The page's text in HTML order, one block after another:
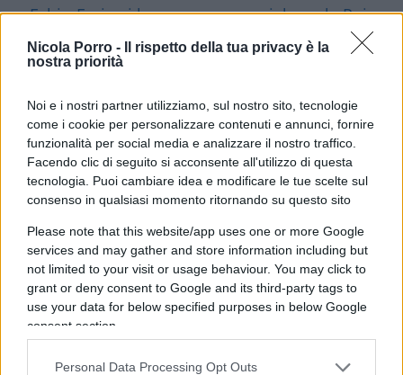
Nicola Porro -
Il rispetto della tua privacy è la
nostra priorità
Noi e i nostri partner utilizziamo, sul nostro sito, tecnologie
come i cookie per personalizzare contenuti e annunci, fornire
funzionalità per social media e analizzare il nostro traffico.
Facendo clic di seguito si acconsente all'utilizzo di questa
tecnologia. Puoi cambiare idea e modificare le tue scelte sul
consenso in qualsiasi momento ritornando su questo sito
Please note that this website/app uses one or more Google
services and may gather and store information including but
not limited to your visit or usage behaviour. You may click to
grant or deny consent to Google and its third-party tags to
use your data for below specified purposes in below Google
consent section.
Personal Data Processing Opt Outs
Fabio Fazio si lagna, guerra social con la Rai
Saviano via dalla Rai? Perché non sono
d’accordo
Niente di grave. Se non fosse che la vita
sentimentale diAndrea Giambrunoha fatto
schizzare la “notizia” – se proprio così vogliamo
home page di tutti i siti.Repubblicaci apre
l’edizione online. IlCorrierele va dietro. Anche se
non si capisce per quale motivo Meloni dovrebbe
rispondere delle opinioni liberamente espresse
dal suo compagno in orario di lavoro, non
facendo questi parte dello staff presidenziale.